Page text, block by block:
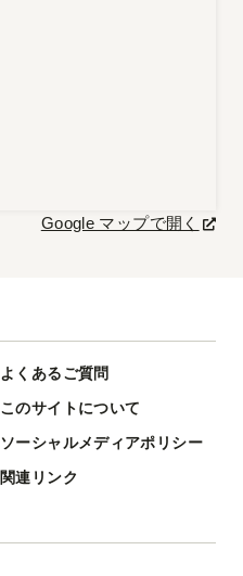
Google マップで開く
よくあるご質問
このサイトについて
ソーシャルメディアポリシー
関連リンク